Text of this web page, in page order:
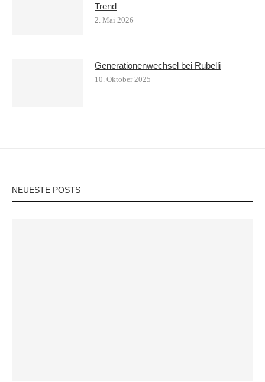
Trend
2. Mai 2026
Generationenwechsel bei Rubelli
10. Oktober 2025
NEUESTE POSTS